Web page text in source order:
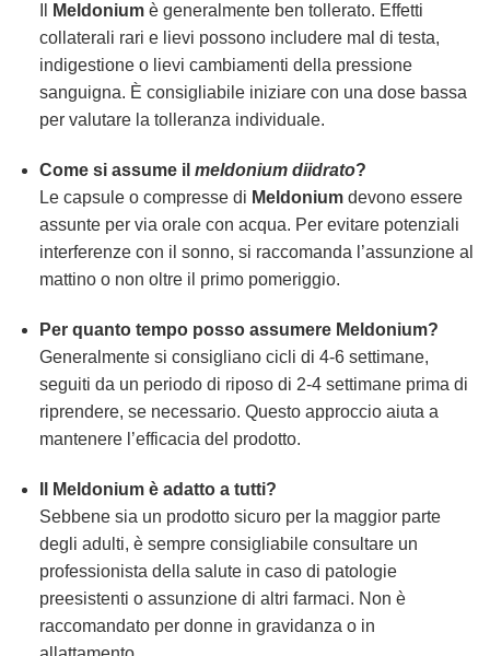
Meldoniumè generalmente ben tollerato. Effetti
collaterali rari e lievi possono includere mal di testa,
indigestione o lievi cambiamenti della pressione
sanguigna. È consigliabile iniziare con una dose bassa
per valutare la tolleranza individuale.
Come si assume il meldonium diidrato?
Le capsule o compresse di Meldoniumdevono essere
assunte per via orale con acqua. Per evitare potenziali
interferenze con il sonno, si raccomanda l’assunzione al
mattino o non oltre il primo pomeriggio.
Per quanto tempo posso assumere Meldonium?
Generalmente si consigliano cicli di 4-6 settimane,
seguiti da un periodo di riposo di 2-4 settimane prima di
riprendere, se necessario. Questo approccio aiuta a
mantenere l’efficacia del prodotto.
Meldoniumè adatto a tutti?
Sebbene sia un prodotto sicuro per la maggior parte
degli adulti, è sempre consigliabile consultare un
professionista della salute in caso di patologie
preesistenti o assunzione di altri farmaci. Non è
raccomandato per donne in gravidanza o in